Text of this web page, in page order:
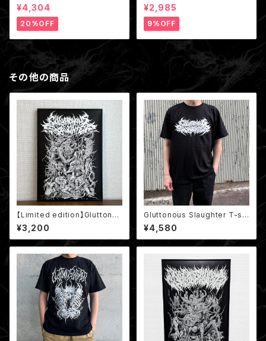
¥4,304
20%OFF
獄猫マグカップ 国産（非売品ス
テッカー付き）
¥2,985
9%OFF
その他の商品
【Limited edition】Gluttonou
s Creatures Poster / B3ポ
スター
¥3,200
Gluttonous Slaughter T-shi
rt / Black
¥4,580